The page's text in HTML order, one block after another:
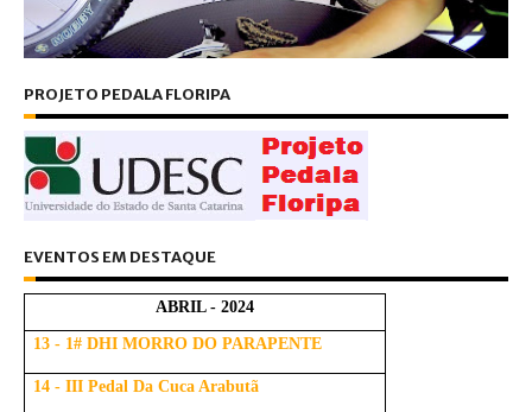
PROJETO PEDALA FLORIPA
EVENTOS EM DESTAQUE
ABRIL - 2024
13 - 1# DHI MORRO DO PARAPENTE
14 - III Pedal Da Cuca Arabutã